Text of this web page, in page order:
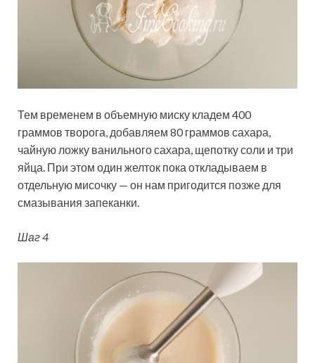
Тем временем в объемную миску кладем 400
граммов творога, добавляем 80 граммов сахара,
чайную ложку ванильного сахара, щепотку соли и три
яйца. При этом один желток пока откладываем в
отдельную мисочку — он нам пригодится позже для
смазывания запеканки.
Шаг 4